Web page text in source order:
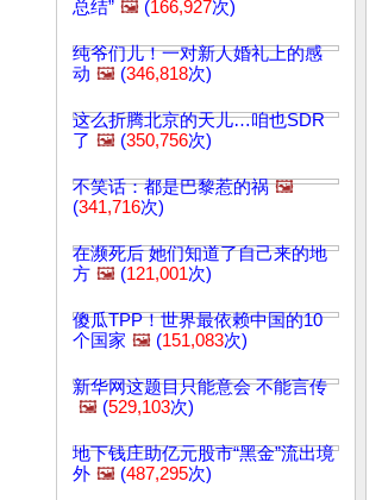
总结” 🖼️ (166,927次)
纯爷们儿！一对新人婚礼上的感
动 🖼️ (346,818次)
这么折腾北京的天儿…咱也SDR
了 🖼️ (350,756次)
不笑话：都是巴黎惹的祸 🖼️
(341,716次)
在濒死后 她们知道了自己来的地
方 🖼️ (121,001次)
傻瓜TPP！世界最依赖中国的10
个国家 🖼️ (151,083次)
新华网这题目只能意会 不能言传
🖼️ (529,103次)
地下钱庄助亿元股市“黑金”流出境
外 🖼️ (487,295次)